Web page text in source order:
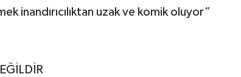
inandırıcılıktan uzak ve komik oluyor”